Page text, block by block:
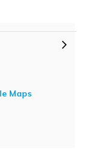
Maps